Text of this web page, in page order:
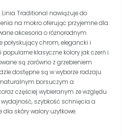
Traditional nawiązuje do
na mokro oferując przyjemne dla
akcesoria o różnorodnym
połyskujący chrom, elegancki i
popularne klasyczne kolory jak czerń i
są zarówno z grzebieniem
dostępne są w wyborze rodzaju
borsuczym a
częściej wybieranym ze względu
szybkość schnięcia a
skóry walory użytkowe.